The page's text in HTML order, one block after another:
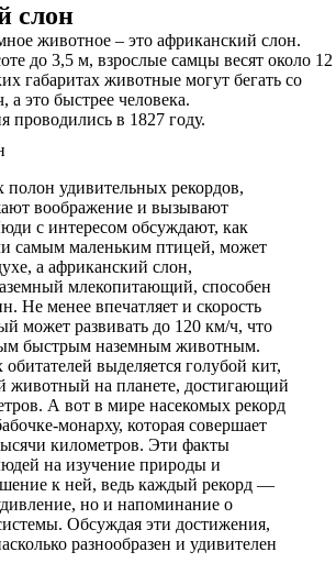
слон
животное – это африканский слон.
до 3,5 м, взрослые самцы весят около 12
габаритах животные могут бегать со
а это быстрее человека.
проводились в 1827 году.
удивительных рекордов,
воображение и вызывают
с интересом обсуждают, как
самым маленьким птицей, может
а африканский слон,
млекопитающий, способен
Не менее впечатляет и скорость
может развивать до 120 км/ч, что
быстрым наземным животным.
выделяется голубой кит,
животный на планете, достигающий
А вот в мире насекомых рекорд
монарху, которая совершает
километров. Эти факты
на изучение природы и
к ней, ведь каждый рекорд —
но и напоминание о
Обсуждая эти достижения,
разнообразен и удивителен